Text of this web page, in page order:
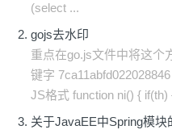
(select ...
gojs去水印
重点在go.js文件中将这个
键字
JS格式 function ni() { if(th)
关于JavaEE中Spring模块